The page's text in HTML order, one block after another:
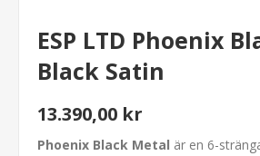
ESP LTD Phoenix
Black Satin
13.390,00 kr
Phoenix Black Metal är en 6-